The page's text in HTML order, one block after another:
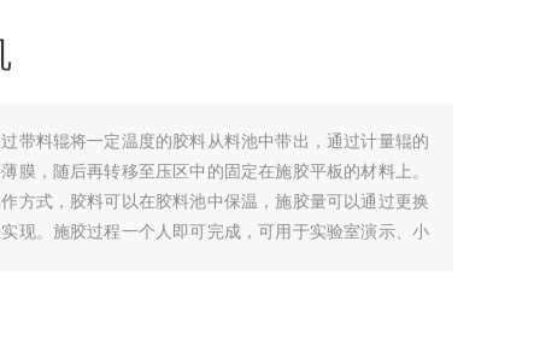
带料辊将一定温度的胶料从料池中带出，通过计量辊的
膜，随后再转移至压区中的固定在施胶平板的材料上。
方式，胶料可以在胶料池中保温，施胶量可以通过更换
现。施胶过程一个人即可完成，可用于实验室演示、小